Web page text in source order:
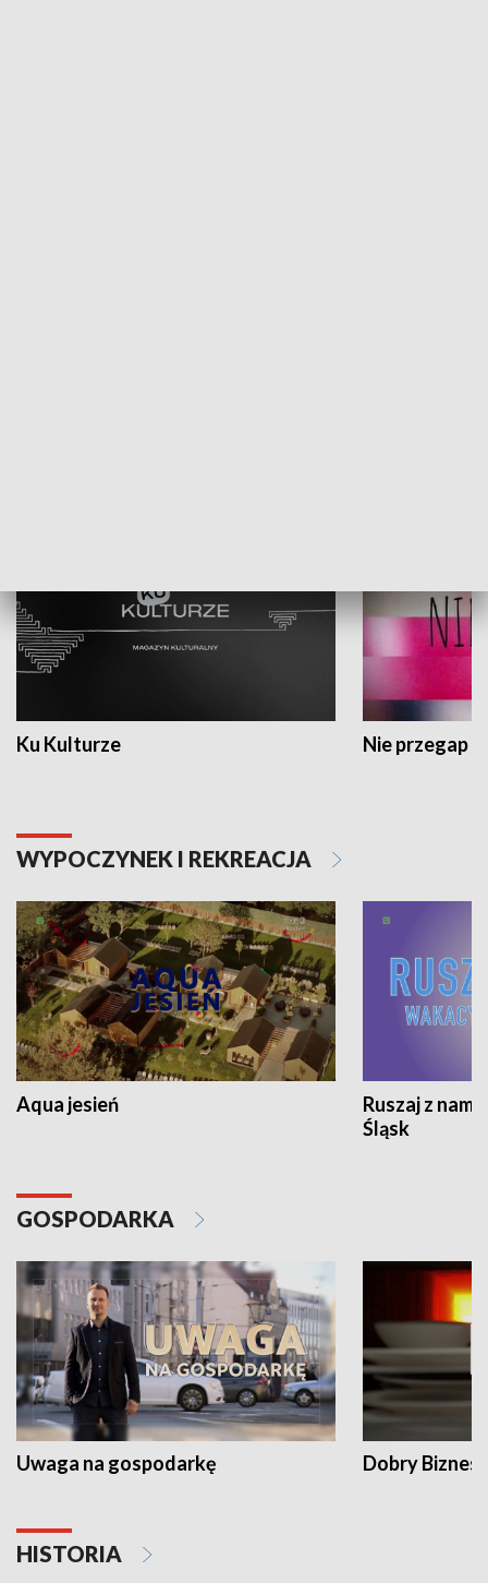
Ku Kulturze Nie przegap
WYPOCZYNEK I REKREACJA
Aqua jesień
Ruszaj z
Śląsk
GOSPODARKA
Uwaga na gospodarkę Dobry Biznes
HISTORIA